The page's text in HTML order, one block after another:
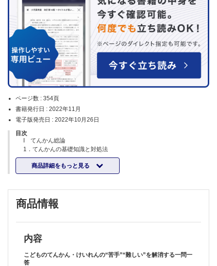
ページ数 : 354頁
書籍発行日 : 2022年11月
電子版発売日 : 2022年10月26日
目次
I てんかん総論
1．てんかんの基礎知識と対処法
Q1 そもそも，てんかん・てんかん発作とは何でしょうか？［山本
啓之］
Q2 てんかん発作の分類について教えてください［日暮憲道］
Q5 てんかんを疑う徴候の病歴聴取のコツは？［榎 日出夫］
Q6 初心者が知っておくべきてんかん（自然終息性および薬剤抵抗
か？［伊藤智城］
Q8 てんかん重積状態とその対処法について教えてください［菊池
健二郎］
2．てんかんの検査
商品詳細をもっと見る
商品情報
内容
こどものてんかん・けいれんの“苦手”“難しい”を解消する一問一
答